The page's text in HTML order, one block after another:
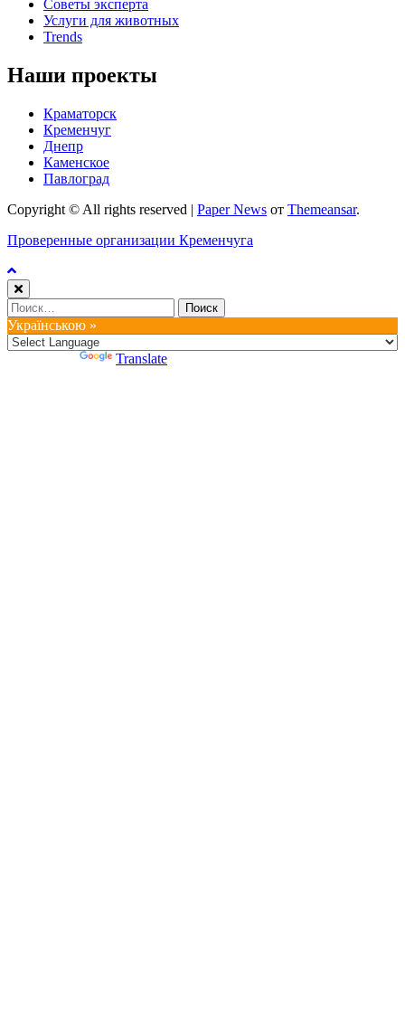
Советы эксперта
Услуги для животных
Trends
Наши проекты
Краматорск
Кременчуг
Днепр
Каменское
Павлоград
Copyright © All rights reserved | Paper News от Themeansar.
Проверенные организации Кременчуга
Найти:
Українською »
Translate